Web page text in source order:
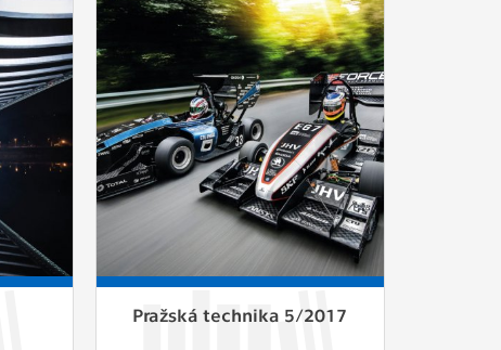
Pražská technika 5/2017